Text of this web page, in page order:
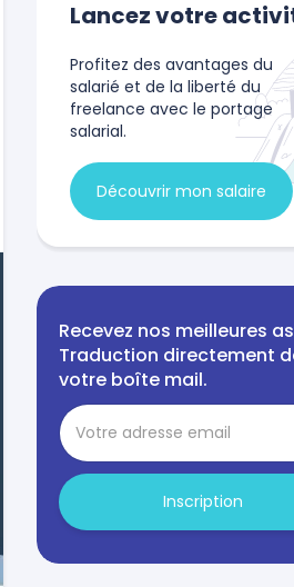
Lancez votre
Profitez des avantages du
salarié et de la liberté du
freelance avec le portage
salarial.
Découvrir mon salaire
Recevez nos meilleures
Traduction directement
votre boîte mail.
Inscription